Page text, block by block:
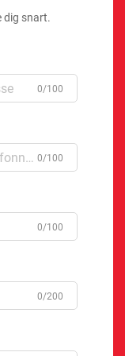
dig snart.
0/100
0/100
0/100
0/200